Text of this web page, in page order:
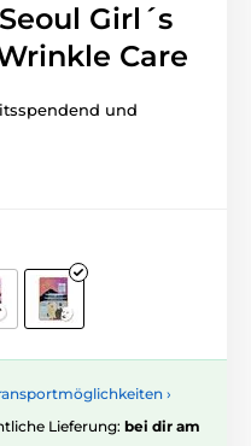
Girl´s
Care
und
›
Lieferung: bei dir am